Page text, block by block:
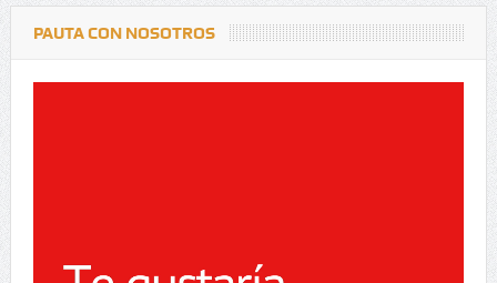
PAUTA CON NOSOTROS